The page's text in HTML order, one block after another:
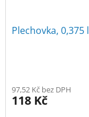
Plechovka, 0,375 l
97,52 Kč bez DPH
118 Kč